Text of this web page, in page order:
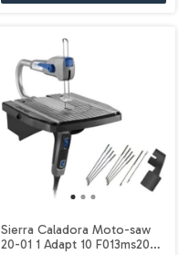
Sierra Caladora Moto-saw
20-01 1 Adapt 10 F013ms20aa